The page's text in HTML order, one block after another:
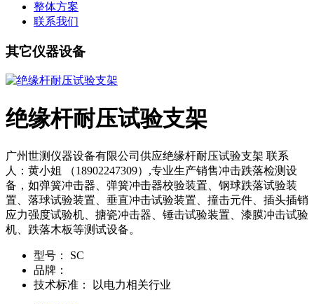
整体方案
联系我们
其它仪器设备
绝缘杆耐压试验支架
广州世测仪器设备有限公司供应绝缘杆耐压试验支架 联系
人：黄小姐 （18902247309）,专业生产销售冲击跌落检测设
备，如弹簧冲击器、弹簧冲击器校验装置、钢球跌落试验装
置、落球试验装置、垂直冲击试验装置、撞击元件、插头插销
应力强度试验机、搪瓷冲击器、锤击试验装置、漆膜冲击试验
机、跌落木板等测试设备。
型号：
SC
品牌：
技术标准：
以电力相关行业